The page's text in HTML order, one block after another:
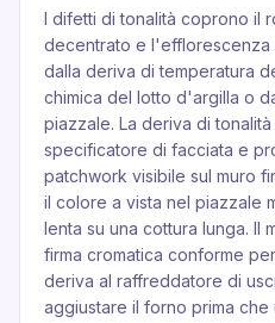
I difetti di tonalità coprono il
decentrato e l'efflorescenza
dalla deriva di temperatura
chimica del lotto d'argilla o
piazzale. La deriva di
specificatore di facciata e
patchwork visibile sul muro
il colore a vista nel piazzale
lenta su una cottura lunga. Il
firma cromatica conforme
deriva al raffreddatore di
aggiustare il forno prima che